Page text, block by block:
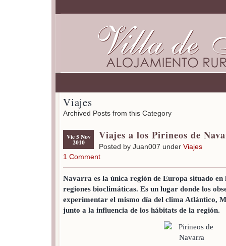
Viajes
Archived Posts from this Category
Vie 5 Nov
2010
Viajes a los Pirineos de
Posted by Juan007 under Viajes
1 Comment
Navarra es la única región de Europa situado en
regiones bioclimáticas. Es un lugar donde los
experimentar el mismo día del clima Atlántico,
junto a la influencia de los hábitats de la región.